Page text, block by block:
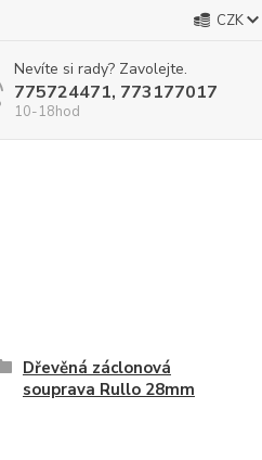
CZK
Nevíte si rady? Zavolejte.
775724471, 773177017
10-18hod
Dřevěná záclonová
souprava Rullo 28mm